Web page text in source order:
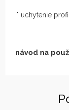
* uchytenie
návod na